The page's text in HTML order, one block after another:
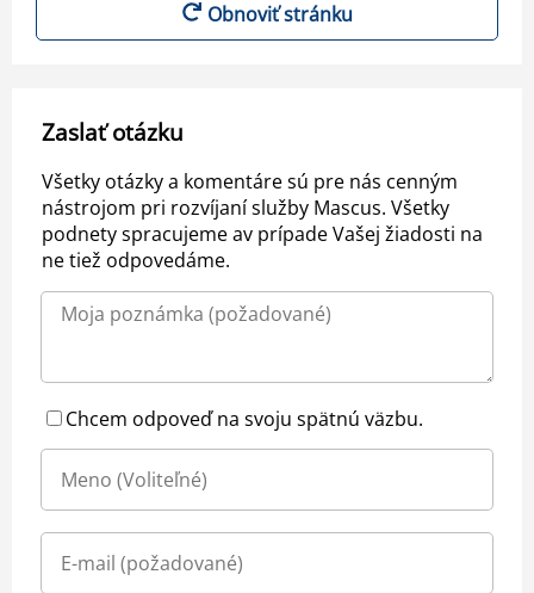
Obnoviť stránku
Zaslať otázku
Všetky otázky a komentáre sú pre nás cenným
nástrojom pri rozvíjaní služby Mascus. Všetky
podnety spracujeme av prípade Vašej žiadosti na
ne tiež odpovedáme.
Chcem odpoveď na svoju spätnú väzbu.